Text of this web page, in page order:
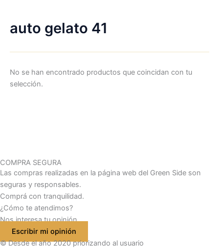
auto gelato 41
No se han encontrado productos que coincidan con tu
selección.
COMPRA SEGURA
Las compras realizadas en la página web del Green Side son
seguras y responsables.
Comprá con tranquilidad.
¿Cómo te atendimos?
Nos interesa tu opinión
Escribir mi opinión
© Desde el año 2020 priorizando al usuario